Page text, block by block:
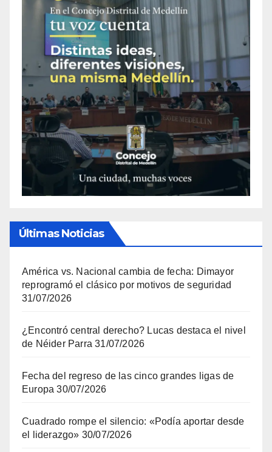
Últimas Noticias
América vs. Nacional cambia de fecha: Dimayor
reprogramó el clásico por motivos de seguridad
31/07/2026
¿Encontró central derecho? Lucas destaca el nivel
de Néider Parra 31/07/2026
Fecha del regreso de las cinco grandes ligas de
Europa 30/07/2026
Cuadrado rompe el silencio: «Podía aportar desde
el liderazgo» 30/07/2026